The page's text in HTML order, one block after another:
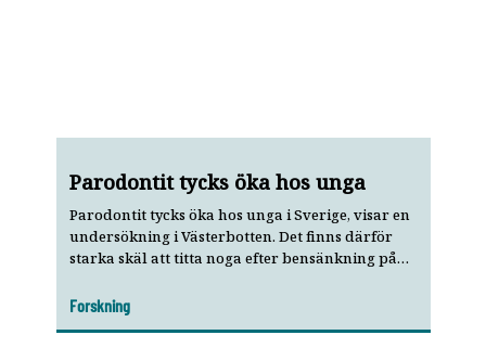
Parodontit tycks öka hos unga
Parodontit tycks öka hos unga i Sverige, visar en
undersökning i Västerbotten. Det finns därför
starka skäl att titta noga efter bensänkning på
forskarna bakom studien.
Forskning